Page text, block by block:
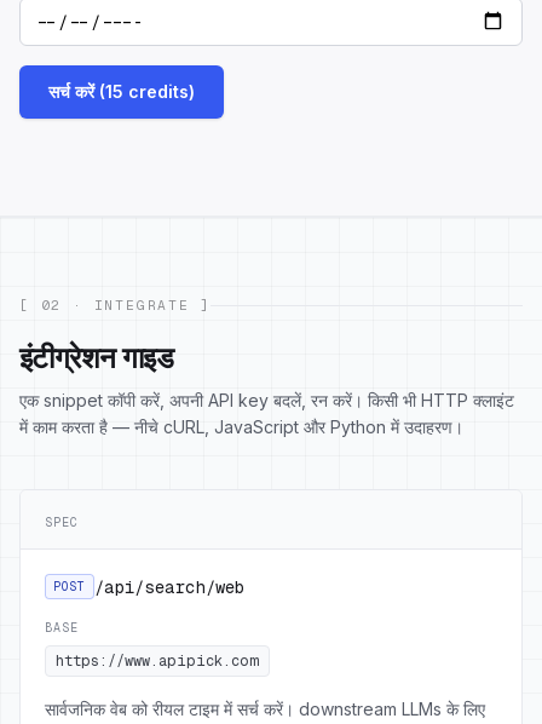
सर्च करें (15 credits)
[ 02 · INTEGRATE ]
इंटीग्रेशन गाइड
एक snippet कॉपी करें, अपनी API key बदलें, रन करें। किसी भी HTTP क्लाइंट
में काम करता है — नीचे cURL, JavaScript और Python में उदाहरण।
SPEC
POST /api/search/web
BASE
https://www.apipick.com
सार्वजनिक वेब को रीयल टाइम में सर्च करें। downstream LLMs के लिए